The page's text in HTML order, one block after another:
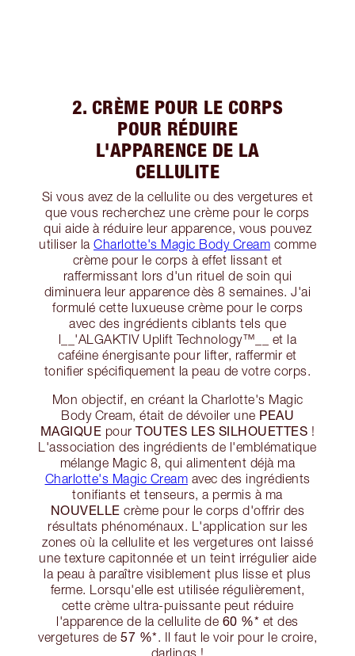
2. CRÈME POUR LE CORPS
POUR RÉDUIRE
L'APPARENCE DE LA
CELLULITE
Si vous avez de la cellulite ou des vergetures et
que vous recherchez une crème pour le corps
qui aide à réduire leur apparence, vous pouvez
utiliser la Charlotte's Magic Body Cream comme
crème pour le corps à effet lissant et
raffermissant lors d'un rituel de soin qui
diminuera leur apparence dès 8 semaines. J'ai
formulé cette luxueuse crème pour le corps
avec des ingrédients ciblants tels que
l__'ALGAKTIV Uplift Technology™️__ et la
caféine énergisante pour lifter, raffermir et
tonifier spécifiquement la peau de votre corps.
Mon objectif, en créant la Charlotte's Magic
Body Cream, était de dévoiler une PEAU
MAGIQUE pourTOUTES LES SILHOUETTES !
L'association des ingrédients de l'emblématique
mélange Magic 8, qui alimentent déjà ma
Charlotte's Magic Cream avec des ingrédients
tonifiants et tenseurs, a permis à ma
NOUVELLE crème pour le corps d'offrir des
résultats phénoménaux. L'application sur les
zones où la cellulite et les vergetures ont laissé
une texture capitonnée et un teint irrégulier aide
la peau à paraître visiblement plus lisse et plus
ferme. Lorsqu'elle est utilisée régulièrement,
cette crème ultra-puissante peut réduire
l'apparence de la cellulite de 60 %* et des
vergetures de 57 %*. Il faut le voir pour le croire,
darlings !